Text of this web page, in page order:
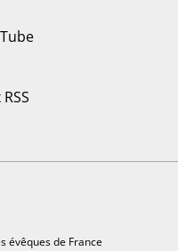
évêques de France